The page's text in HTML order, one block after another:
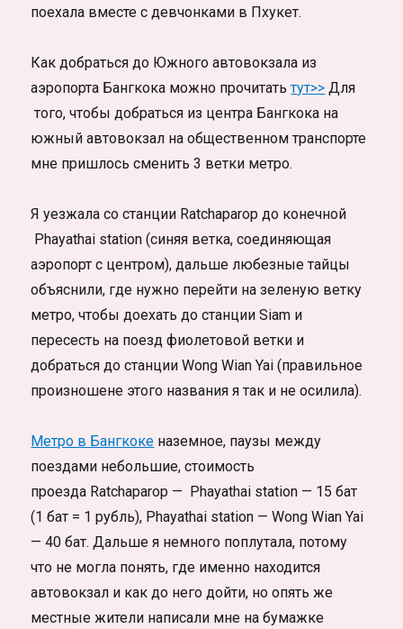
поехала вместе с девчонками в Пхукет.
Как добраться до Южного автовокзала из
аэропорта Бангкока можно прочитатьтут>> Для
того, чтобы добраться из центра Бангкока на
южный автовокзал на общественном транспорте
мне пришлось сменить 3 ветки метро.
Я уезжала со станции Ratchaparop до конечной
Phayathai station (синяя ветка, соединяющая
аэропорт с центром), дальше любезные тайцы
объяснили, где нужно перейти на зеленую ветку
метро, чтобы доехать до станции Siam и
пересесть на поезд фиолетовой ветки и
добраться до станции Wong Wian Yai (правильное
произношене этого названия я так и не осилила).
Метро в Бангкоке наземное, паузы между
поездами небольшие, стоимость
проезда Ratchaparop — Phayathai station — 15 бат
(1 бат = 1 рубль), Phayathai station — Wong Wian Yai
— 40 бат. Дальше я немного поплутала, потому
что не могла понять, где именно находится
автовокзал и как до него дойти, но опять же
местные жители написали мне на бумажке